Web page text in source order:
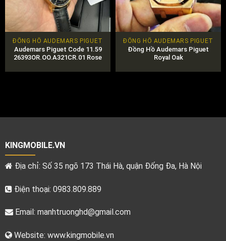
ĐỒNG HỒ AUDEMARS PIGUET
Audemars Piguet Code 11.59
26393OR.OO.A321CR.01 Rose
ĐỒNG HỒ AUDEMARS PIGUET
Đồng Hồ Audemars Piguet
Royal Oak
CHÍNH HÃNG.
KINGMOBILE.VN
Địa chỉ: Số 35 ngõ 173 Thái Hà, quận Đống Đa, Hà Nội
Điện thoại: 0983.809.889
Email: manhtruonghd@gmail.com
Website: www.kingmobile.vn